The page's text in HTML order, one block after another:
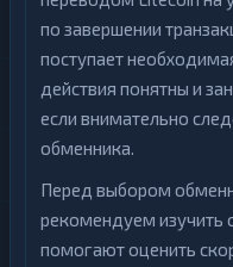
по завершении
поступает
действия понятны и
если внимательно
обменника.
Перед выбором
рекомендуем изучить
помогают оценить